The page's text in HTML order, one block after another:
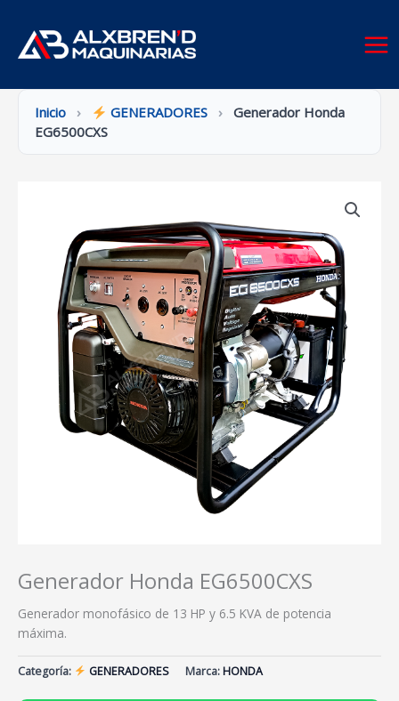
contenido
Inicio › GENERADORES ›
Generador Honda
EG6500CXS
Generador Honda EG6500CXS
Generador monofásico de 13 HP y 6.5 KVA de potencia
máxima.
Categoría: GENERADORES Marca:HONDA